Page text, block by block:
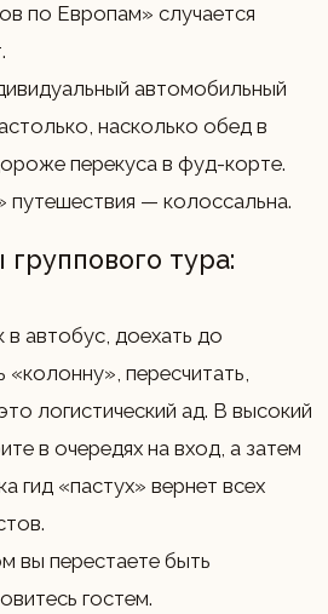
по Европам» случается
автомобильный
насколько обед в
перекуса в фуд-корте.
путешествия — колоссальна.
тура:
автобус, доехать до
пересчитать,
логистический ад. В высокий
в очередях на вход, а затем
гид «пастух» вернет всех
вы перестаете быть
гостем.